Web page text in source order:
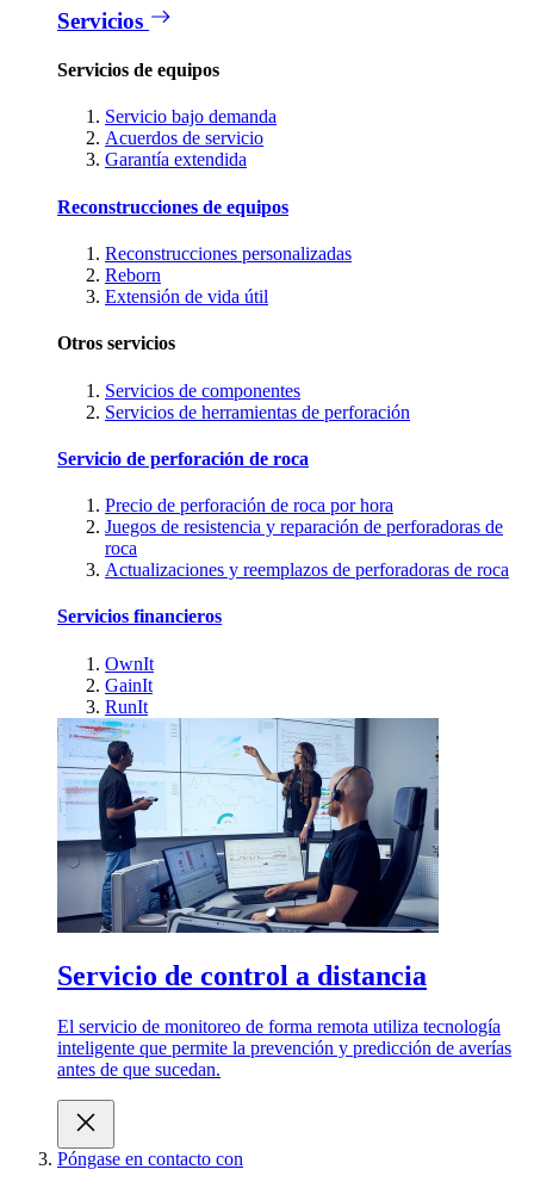
Servicios
Servicios de equipos
Servicio bajo demanda
Acuerdos de servicio
Garantía extendida
Reconstrucciones de equipos
Reconstrucciones personalizadas
Reborn
Extensión de vida útil
Otros servicios
Servicios de componentes
Servicios de herramientas de perforación
Servicio de perforación de roca
Precio de perforación de roca por hora
Juegos de resistencia y reparación de perforadoras de
roca
Actualizaciones y reemplazos de perforadoras de roca
Servicios financieros
OwnIt
GainIt
RunIt
Servicio de control a distancia
El servicio de monitoreo de forma remota utiliza tecnología
inteligente que permite la prevención y predicción de averías
antes de que sucedan.
Póngase en contacto con